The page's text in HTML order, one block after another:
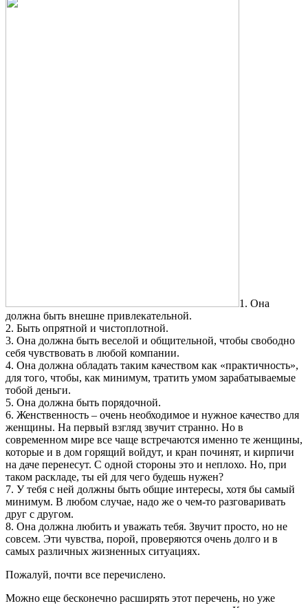
1. Она
должна быть внешне привлекательной.
2. Быть опрятной и чистоплотной.
3. Она должна быть веселой и общительной, чтобы свободно
себя чувствовать в любой компании.
4. Она должна обладать таким качеством как «практичность»,
для того, чтобы, как минимум, тратить умом зарабатываемые
тобой деньги.
5. Она должна быть порядочной.
6. Женственность – очень необходимое и нужное качество для
женщины. На первый взгляд звучит странно. Но в
современном мире все чаще встречаются именно те женщины,
которые и в дом горящий войдут, и кран починят, и кирпичи
на даче перенесут. С одной стороны это и неплохо. Но, при
таком раскладе, ты ей для чего будешь нужен?
7. У тебя с ней должны быть общие интересы, хотя бы самый
минимум. В любом случае, надо же о чем-то разговаривать
друг с другом.
8. Она должна любить и уважать тебя. Звучит просто, но не
совсем. Эти чувства, порой, проверяются очень долго и в
самых различных жизненных ситуациях.
Пожалуй, почти все перечислено.
Можно еще бесконечно расширять этот перечень, но уже